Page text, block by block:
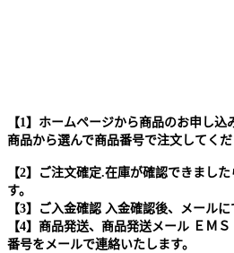
【1】ホームページから商品のお申し
商品から選んで商品番号で注文してくだ
【2】ご注文確定.在庫が確認できまし
す。
【3】ご入金確認 入金確認後、メールに
【4】商品発送、商品発送メール ＥＭ
番号をメールで連絡いたします。